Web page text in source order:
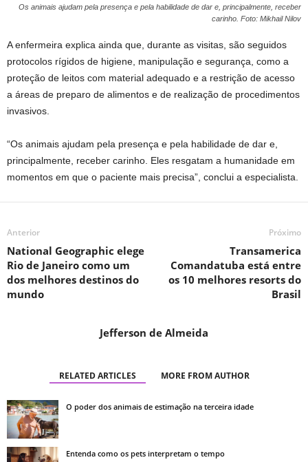
Os animais ajudam pela presença e pela habilidade de dar e, principalmente, receber
carinho. Foto: Mikhail Nilov
A enfermeira explica ainda que, durante as visitas, são seguidos
protocolos rígidos de higiene, manipulação e segurança, como a
proteção de leitos com material adequado e a restrição de acesso
a áreas de preparo de alimentos e de realização de procedimentos
invasivos.
“Os animais ajudam pela presença e pela habilidade de dar e,
principalmente, receber carinho. Eles resgatam a humanidade em
momentos em que o paciente mais precisa”, conclui a especialista.
Anterior
National Geographic elege
Rio de Janeiro como um
dos melhores destinos do
mundo
Próximo
Transamerica
Comandatuba está entre
os 10 melhores resorts do
Brasil
Jefferson de Almeida
RELATED ARTICLES MORE FROM AUTHOR
O poder dos animais de estimação na terceira idade
Entenda como os pets interpretam o tempo